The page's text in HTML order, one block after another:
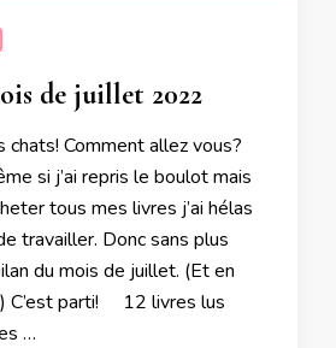
de juillet 2022
chats! Comment allez vous?
si j’ai repris le boulot mais
tous mes livres j’ai hélas
travailler. Donc sans plus
du mois de juillet. (Et en
C’est parti! 12 livres lus
…